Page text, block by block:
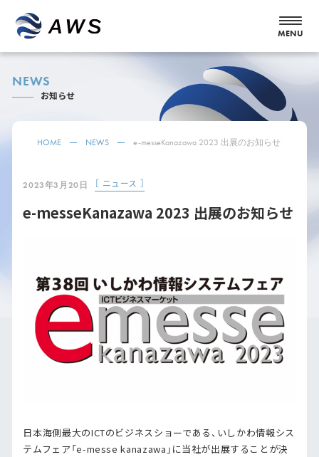
NEWS
お知らせ
HOME NEWS e-messeKanazawa 2023 出展のお知らせ
2023年3月20日 ［ ニュース ］
e-messeKanazawa 2023 出展のお知らせ
日本海側最大のICTのビジネスショーである、いしかわ情報シス
テムフェア「e-messe kanazawa」に当社が出展することが決